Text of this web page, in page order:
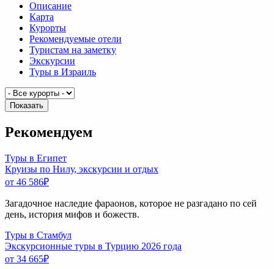
Описание
Карта
Курорты
Рекомендуемые отели
Туристам на заметку
Экскурсии
Туры в Израиль
Показать
Рекомендуем
Туры в Египет
Круизы по Нилу, экскурсии и отдых
от 46 586₽
Загадочное наследие фараонов, которое не разгадано по сей
день, история мифов и божеств.
Туры в Стамбул
Экскурсионные туры в Турцию 2026 года
от 34 665₽